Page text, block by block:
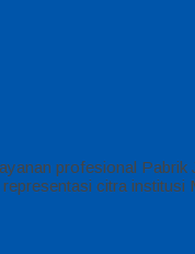
profesional Pabrik
citra institusi